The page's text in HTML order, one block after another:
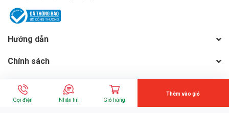
CÔNG TY CP ĐẦU TƯ TM & PT NÔNG NGHIỆP ADI
🌏 Website: https://adiagri.com/
🌏 Youtube: https://www.youtube.com/adiagri09
🏡 Địa chỉ: 53 F3 Khu Đô Thị Đại Kim - Quận Hoàng Mai - TP. Hà Nội
Hướng dẫn
Chính sách
Liên hệ
Gọi mua hàng: 0243.5400.598(8h-17h)
Gọi điện Nhắn tin Giỏ hàng
Thêm vào giỏ